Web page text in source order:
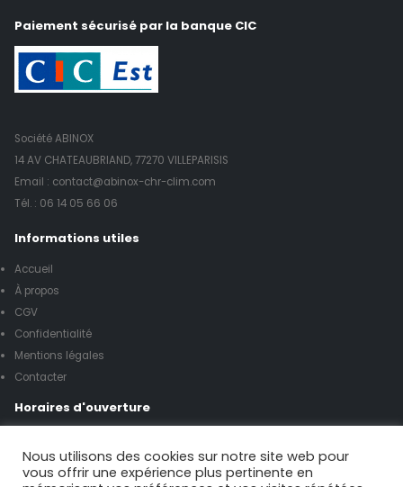
Paiement sécurisé par la banque CIC
Société ABINOX
14 AV CHATEAUBRIAND, 77270 VILLEPARISIS
Email : contact@abinox-chr-clim.com
Tél. : 06 14 05 66 06
Informations utiles
Accueil
À propos
CGV
Confidentialité
Mentions légales
Contacter
Horaires d'ouverture
Nous utilisons des cookies sur notre site web pour
vous offrir une expérience plus pertinente en